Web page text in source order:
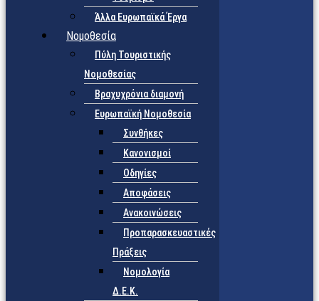
Άλλα Ευρωπαϊκά Έργα
Νομοθεσία
Πύλη Τουριστικής
Νομοθεσίας
Βραχυχρόνια διαμονή
Ευρωπαϊκή Νομοθεσία
Συνθήκες
Κανονισμοί
Οδηγίες
Αποφάσεις
Ανακοινώσεις
Προπαρασκευαστικές
Πράξεις
Νομολογία
Δ.Ε.Κ.